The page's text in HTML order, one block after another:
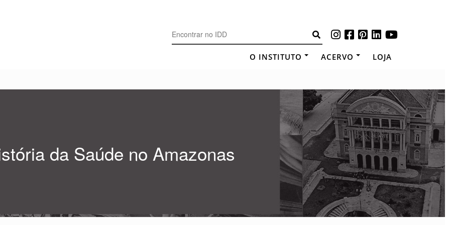
O INSTITUTO ACERVO LOJA
da Saúde no Amazonas